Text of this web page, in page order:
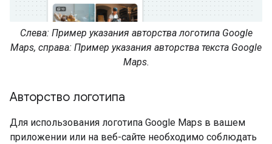
Слева: Пример указания авторства логотипа Google
Maps, справа: Пример указания авторства текста Google
Maps.
Авторство логотипа
Для использования логотипа Google Maps в вашем
приложении или на веб-сайте необходимо соблюдать